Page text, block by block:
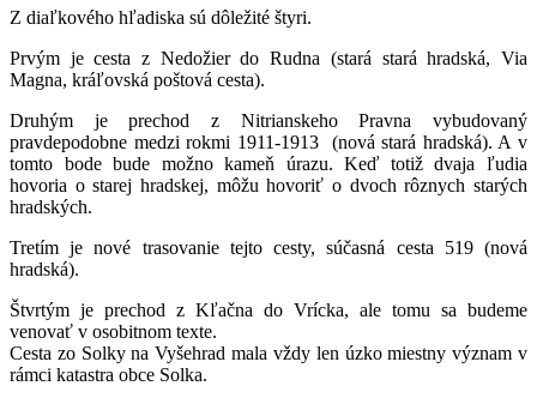
Z diaľkového hľadiska sú dôležité štyri.
Prvým je cesta z Nedožier do Rudna (stará stará hradská, Via
Magna, kráľovská poštová cesta).
Druhým je prechod z Nitrianskeho Pravna vybudovaný
pravdepodobne medzi rokmi 1911-1913 (nová stará hradská). A v
tomto bode bude možno kameň úrazu. Keď totiž dvaja ľudia
hovoria o starej hradskej, môžu hovoriť o dvoch rôznych starých
hradských.
Tretím je nové trasovanie tejto cesty, súčasná cesta 519 (nová
hradská).
Štvrtým je prechod z Kľačna do Vrícka, ale tomu sa budeme
venovať v osobitnom texte.
Cesta zo Solky na Vyšehrad mala vždy len úzko miestny význam v
rámci katastra obce Solka.